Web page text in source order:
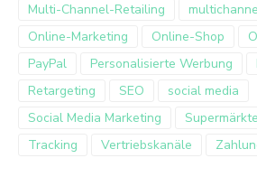
Multi-Channel-Retailing
Online-Marketing
Online-Shop
PayPal
Personalisierte Werbung
Retargeting
SEO
social media
Social Media Marketing
Supermärkte
Tracking
Vertriebskanäle